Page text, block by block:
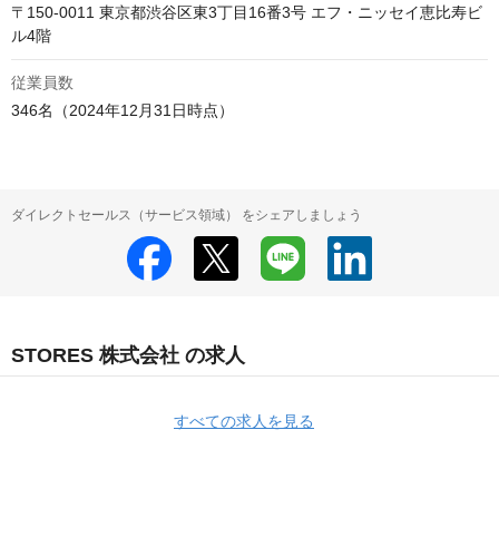
〒150-0011 東京都渋谷区東3丁目16番3号 エフ・ニッセイ恵比寿ビ
ル4階
従業員数
346名（2024年12月31日時点）
ダイレクトセールス（サービス領域） をシェアしましょう
STORES 株式会社 の求人
すべての求人を見る